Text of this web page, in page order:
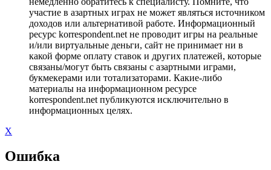
участие в азартных играх не может являться источником
доходов или альтернативой работе. Информационный
ресурс korrespondent.net не проводит игры на реальные
и/или виртуальные деньги, сайт не принимает ни в
какой форме оплату ставок и других платежей, которые
связаны/могут быть связаны с азартными играми,
букмекерами или тотализаторами. Какие-либо
материалы на информационном ресурсе
korrespondent.net публикуются исключительно в
информационных целях.
X
Ошибка